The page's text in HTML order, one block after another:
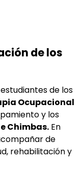
de los
de los
Ocupacional
y los
Chimbas. En
de
rehabilitación y